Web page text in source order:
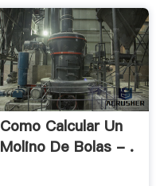
Como Calcular Un
Molino De Bolas - .